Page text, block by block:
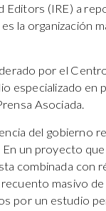
Editors (IRE) a
la organización
por el
especializado en
Asociada.
del gobierno
un proyecto
combinada con
masivo
por un estudio